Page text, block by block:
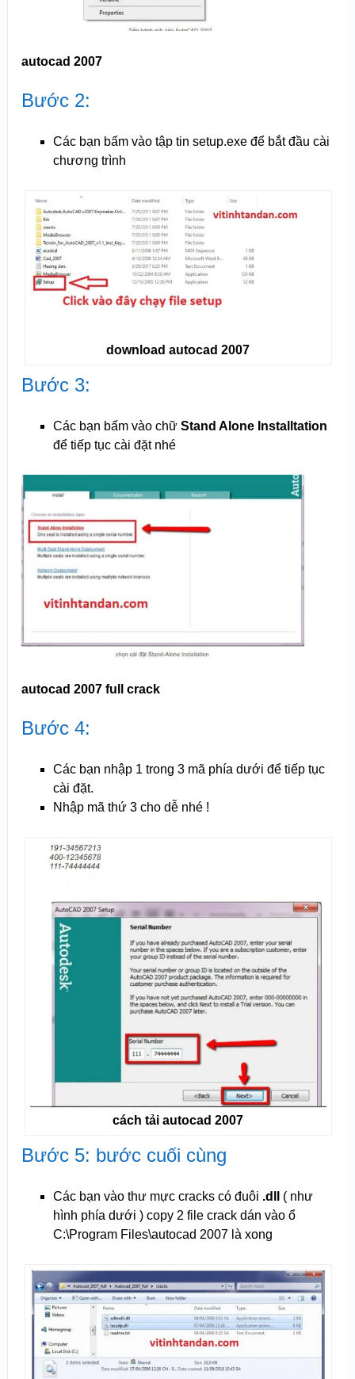
autocad 2007
Bước 2:
Các bạn bấm vào tập tin setup.exe để bắt đầu cài
chương trình
download autocad 2007
Bước 3:
Các bạn bấm vào chữ Stand Alone Installtation
để tiếp tục cài đặt nhé
autocad 2007 full crack
Bước 4:
Các bạn nhập 1 trong 3 mã phía dưới để tiếp tục
cài đặt.
Nhập mã thứ 3 cho dễ nhé !
cách tải autocad 2007
Bước 5: bước cuối cùng
Các bạn vào thư mực cracks có đuôi .dll
( như
hình phía dưới ) copy 2 file crack dán vào ổ
C:\Program Files\autocad 2007 là xong